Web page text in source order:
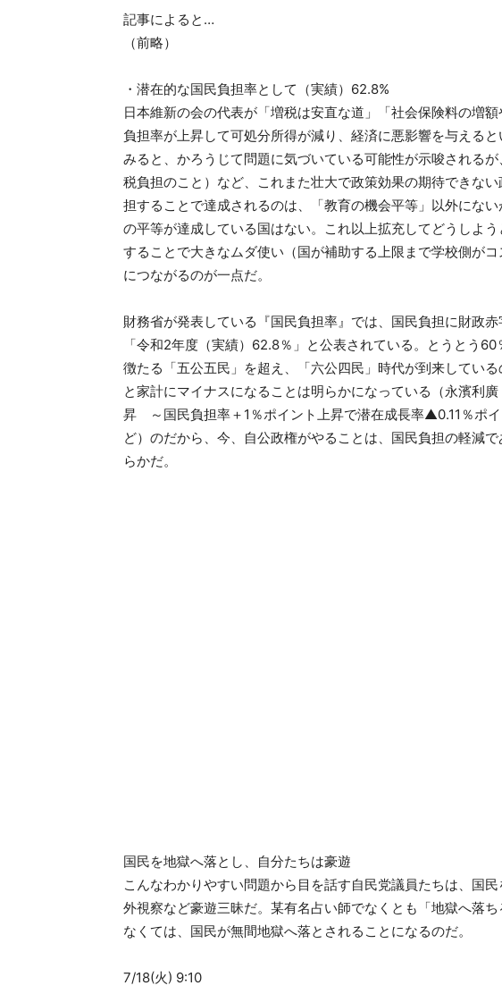
記事によると…
（前略）
・潜在的な国民負担率として（実績）62.8%
日本維新の会の代表が「増税は安直な道」「社会保険料の増
負担率が上昇して可処分所得が減り、経済に悪影響を与える
みると、かろうじて問題に気づいている可能性が示唆される
税負担のこと）など、これまた壮大で政策効果の期待できな
担することで達成されるのは、「教育の機会平等」以外にな
の平等が達成している国はない。これ以上拡充してどうしよ
することで大きなムダ使い（国が補助する上限まで学校側がコ
につながるのが一点だ。
財務省が発表している『国民負担率』では、国民負担に財政
「令和2年度（実績）62.8％」と公表されている。とうとう
徴たる「五公五民」を超え、「六公四民」時代が到来してい
と家計にマイナスになることは明らかになっている（永濱利
昇 ～国民負担率＋1％ポイント上昇で潜在成長率▲0.11％ポ
ど）のだから、今、自公政権がやることは、国民負担の軽減
らかだ。
国民を地獄へ落とし、自分たちは豪遊
こんなわかりやすい問題から目を話す自民党議員たちは、国
外視察など豪遊三昧だ。某有名占い師でなくとも「地獄へ落
なくては、国民が無間地獄へ落とされることになるのだ。
7/18(火) 9:10